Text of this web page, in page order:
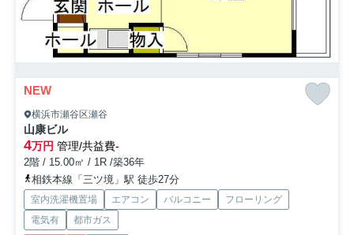
NEW
横浜市瀬谷区瀬谷
山康ビル
4万円 管理/共益費-
2階 / 15.00㎡ / 1R /築36年
相鉄本線「三ツ境」駅 徒歩27分
室内洗濯機置場 エアコン バルコニー
フローリング
電気有
都市ガス